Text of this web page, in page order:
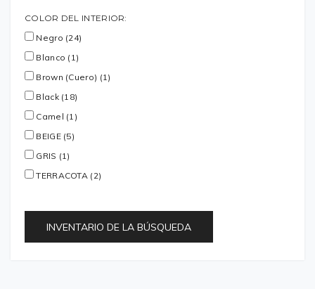
COLOR DEL INTERIOR:
Negro (24)
Blanco (1)
Brown (Cuero) (1)
Black (18)
Camel (1)
BEIGE (5)
GRIS (1)
TERRACOTA (2)
INVENTARIO DE LA BÚSQUEDA